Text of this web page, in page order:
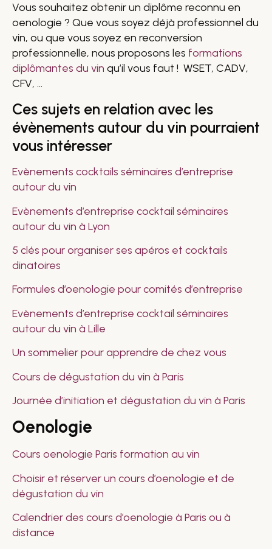
Vous souhaitez obtenir un diplôme reconnu en
oenologie ? Que vous soyez déjà professionnel du
vin, ou que vous soyez en reconversion
professionnelle, nous proposons les formations
diplômantes du vin qu’il vous faut ! WSET, CADV,
CFV, …
Ces sujets en relation avec les
évènements autour du vin pourraient
vous intéresser
Evènements cocktails séminaires d’entreprise
autour du vin
Evènements d’entreprise cocktail séminaires
autour du vin à Lyon
5 clés pour organiser ses apéros et cocktails
dinatoires
Formules d’oenologie pour comités d’entreprise
Evènements d’entreprise cocktail séminaires
autour du vin à Lille
Un sommelier pour apprendre de chez vous
Cours de dégustation du vin à Paris
Journée d’initiation et dégustation du vin à Paris
Oenologie
Cours oenologie Paris formation au vin
Choisir et réserver un cours d’oenologie et de
dégustation du vin
Calendrier des cours d’oenologie à Paris ou à
distance